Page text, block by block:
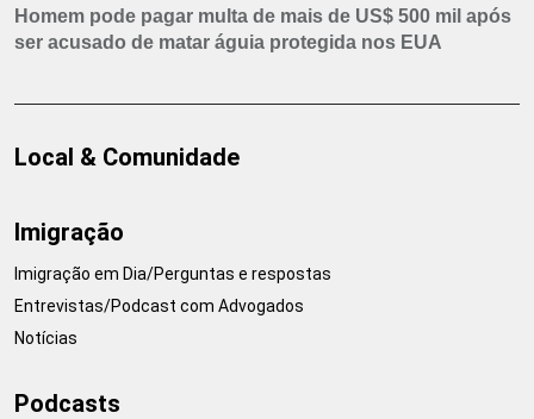
Homem pode pagar multa de mais de US$ 500 mil após
ser acusado de matar águia protegida nos EUA
Local & Comunidade
Imigração
Imigração em Dia/Perguntas e respostas
Entrevistas/Podcast com Advogados
Notícias
Podcasts